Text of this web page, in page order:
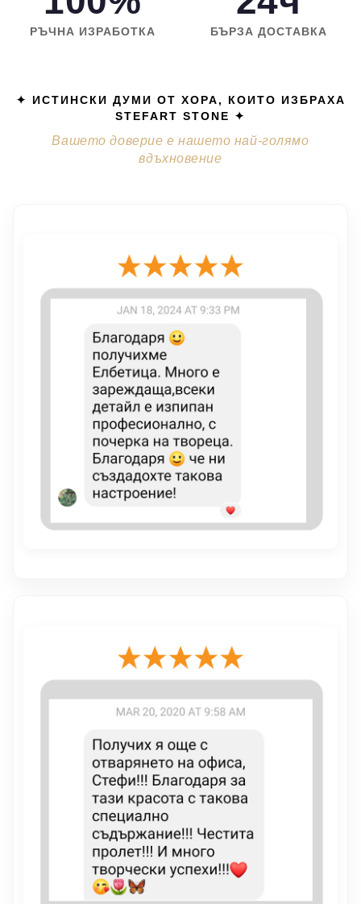
РЪЧНА ИЗРАБОТКА БЪРЗА ДОСТАВКА
✦ ИСТИНСКИ ДУМИ ОТ ХОРА, КОИТО ИЗБРАХА
STEFART STONE ✦
Вашето доверие е нашето най-голямо
вдъхновение